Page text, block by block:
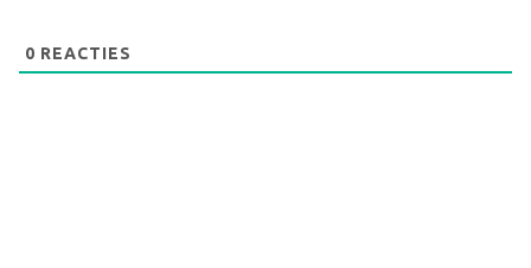
0 REACTIES